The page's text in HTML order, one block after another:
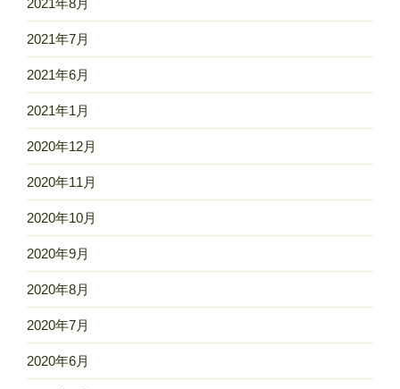
2021年7月
2021年6月
2021年1月
2020年12月
2020年11月
2020年10月
2020年9月
2020年8月
2020年7月
2020年6月